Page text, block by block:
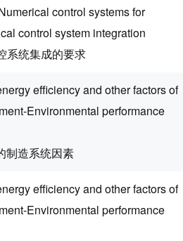
control systems for
control system integration
系统集成的要求
efficiency and other factors of
Environmental performance
制造系统因素
efficiency and other factors of
Environmental performance